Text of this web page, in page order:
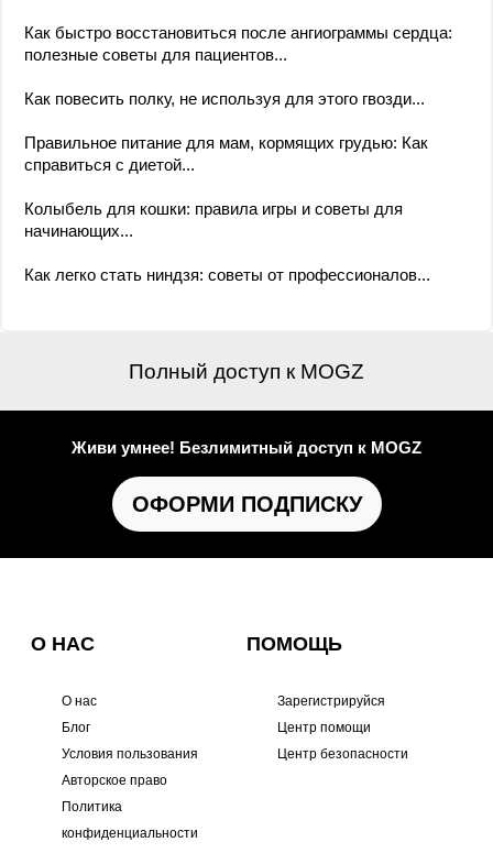
Как быстро восстановиться после ангиограммы сердца:
полезные советы для пациентов...
Как повесить полку, не используя для этого гвозди...
Правильное питание для мам, кормящих грудью: Как
справиться с диетой...
Колыбель для кошки: правила игры и советы для
начинающих...
Как легко стать ниндзя: советы от профессионалов...
Полный доступ к MOGZ
Живи умнее! Безлимитный доступ к MOGZ
ОФОРМИ ПОДПИСКУ
О НАС
О нас
Блог
Условия пользования
Авторское право
Политика
конфиденциальности
ПОМОЩЬ
Зарегистрируйся
Центр помощи
Центр безопасности